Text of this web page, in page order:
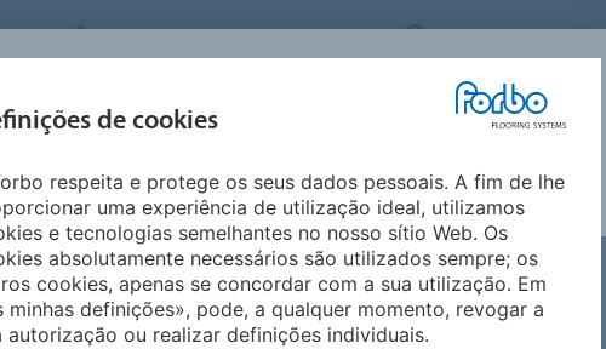
FORBO FLOORING SYSTEMS BRAZIL
PRODUTOS SEGMENTOS SUSTENTABILIDADE
Colour Flotex Penang
de cookies
respeita e protege os seus dados pessoais. A fim de lhe
uma experiência de utilização ideal, utilizamos
e tecnologias semelhantes no nosso sítio Web. Os
absolutamente necessários são utilizados sempre; os
cookies, apenas se concordar com a sua utilização. Em
minhas definições», pode, a qualquer momento, revogar a
autorização ou realizar definições individuais.